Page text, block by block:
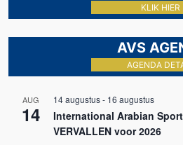
KLIK HIER
AVS
AGENDA
AUG
14
14 augustus- 16 augustus
International Arabian
VERVALLEN voor 2026